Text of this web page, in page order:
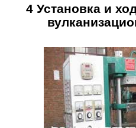
4 Установка и